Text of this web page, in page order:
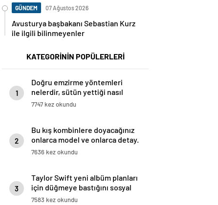
GÜNDEM 07 Ağustos 2026
Avusturya başbakanı Sebastian Kurz
ile ilgili bilinmeyenler
KATEGORİNİN POPÜLERLERİ
1
Doğru emzirme yöntemleri
nelerdir, sütün yettiği nasıl
anlaşılır?
7747 kez okundu
2
Bu kış kombinlere doyacağınız
onlarca model ve onlarca detay.
7636 kez okundu
3
Taylor Swift yeni albüm planları
için düğmeye bastığını sosyal
medyadan duyurdu!
7583 kez okundu